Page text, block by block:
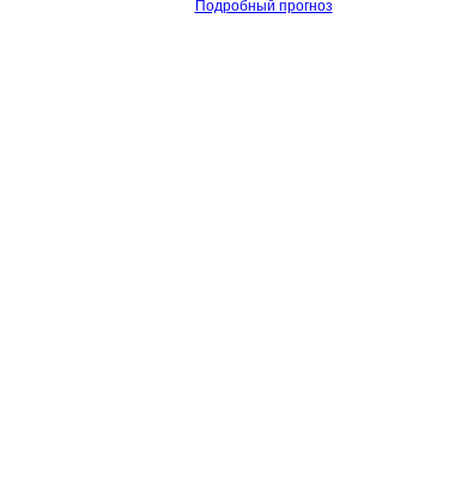
Подробный прогноз